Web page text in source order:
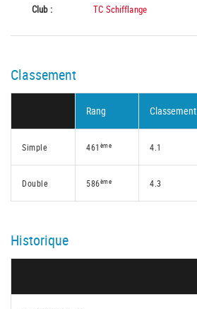
Club :
TC Schifflange
Classement
Rang Classement
Simple 461 ème 4.1
Double 586ème 4.3
Historique